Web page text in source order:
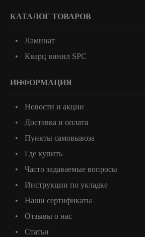
КАТАЛОГ ТОВАРОВ
Ламинат
Кварц винил SPC
ИНФОРМАЦИЯ
Новости и акции
Доставка и оплата
Пункты самовывоза
Где купить
Часто задаваемые вопросы
Инструкции по укладке
Наши сертификаты
Отзывы о нас
Статьи